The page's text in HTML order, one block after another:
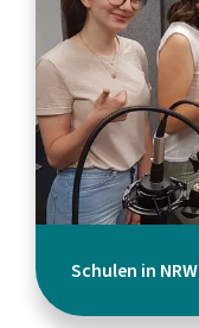
Schulen in NRW